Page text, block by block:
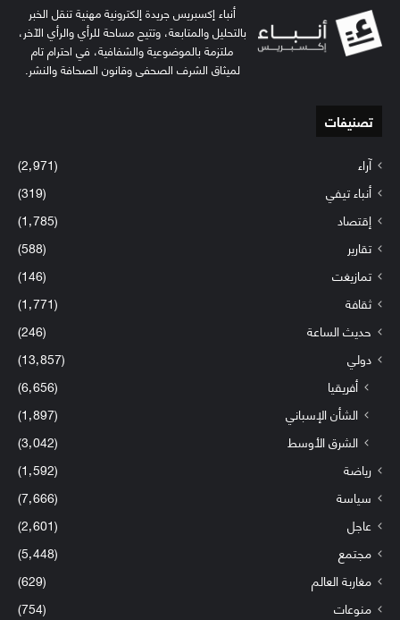
أنباء إكسبريس جريدة إلكترونية مهنية تنقل الخبر
بالتحليل والمتابعة، وتتيح مساحة للرأي والرأي الآخر،
ملتزمة بالموضوعية والشفافية، في احترام تام
لميثاق الشرف الصحفي وقانون الصحافة والنشر.
تصنيفات
آراء
(2٬971)
أنباء تيفي
(319)
إقتصاد
(1٬785)
تقارير
(588)
تمازيغت
(146)
ثقافة
(1٬771)
حديث الساعة
(246)
دولي
(13٬857)
أفريقيا
(6٬656)
الشأن الإسباني
(1٬897)
الشرق الأوسط
(3٬042)
رياضة
(1٬592)
سياسة
(7٬666)
عاجل
(2٬601)
مجتمع
(5٬448)
مغاربة العالم
(629)
منوعات
(754)